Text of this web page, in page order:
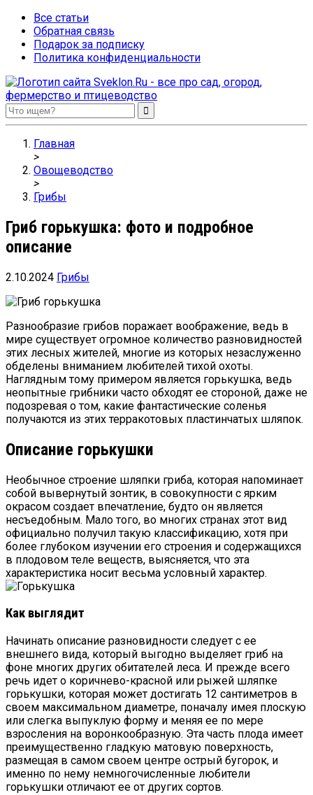
Все статьи
Обратная связь
Подарок за подписку
Политика конфиденциальности
Sveklon.Ru – все про сад, огород, фермерство и птицеводство
Главная
>
Овощеводство
>
Грибы
Гриб горькушка: фото и подробное
описание
2.10.2024 Грибы
Разнообразие грибов поражает воображение, ведь в
мире существует огромное количество разновидностей
этих лесных жителей, многие из которых незаслуженно
обделены вниманием любителей тихой охоты.
Наглядным тому примером является горькушка, ведь
неопытные грибники часто обходят ее стороной, даже не
подозревая о том, какие фантастические соленья
получаются из этих терракотовых пластинчатых шляпок.
Описание горькушки
Необычное строение шляпки гриба, которая напоминает
собой вывернутый зонтик, в совокупности с ярким
окрасом создает впечатление, будто он является
несъедобным. Мало того, во многих странах этот вид
официально получил такую классификацию, хотя при
более глубоком изучении его строения и содержащихся
в плодовом теле веществ, выясняется, что эта
характеристика носит весьма условный характер.
Как выглядит
Начинать описание разновидности следует с ее
внешнего вида, который выгодно выделяет гриб на
фоне многих других обитателей леса. И прежде всего
речь идет о коричнево-красной или рыжей шляпке
горькушки, которая может достигать 12 сантиметров в
своем максимальном диаметре, поначалу имея плоскую
или слегка выпуклую форму и меняя ее по мере
взросления на воронкообразную. Эта часть плода имеет
преимущественно гладкую матовую поверхность,
размещая в самом своем центре острый бугорок, и
именно по нему немногочисленные любители
горькушки отличают ее от других сортов.